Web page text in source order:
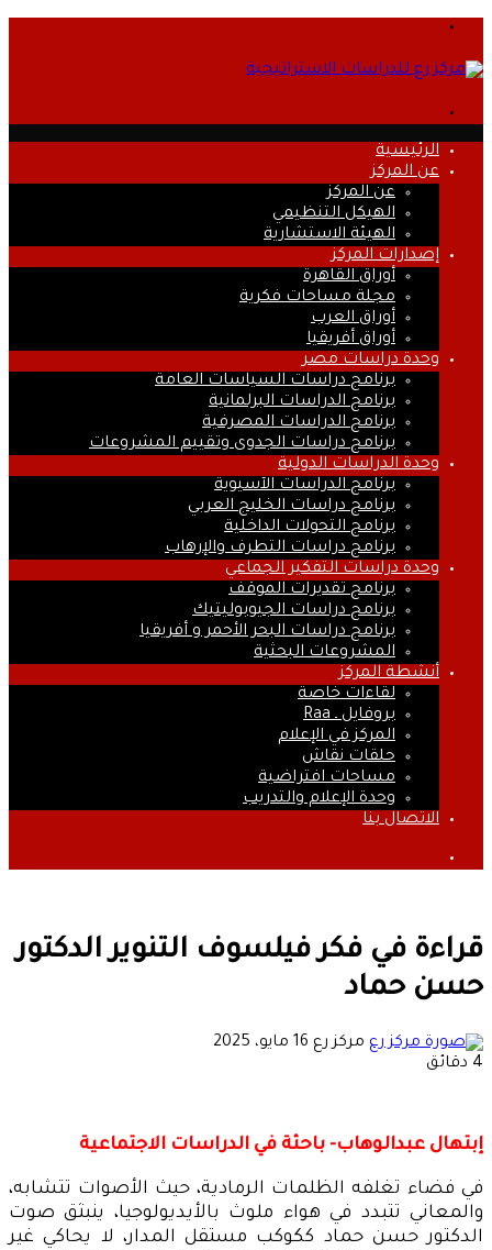
الرئيسية
عن المركز
عن المركز
الهيكل التنظيمي
الهيئة الاستشارية
إصدارات المركز
أوراق القاهرة
مجلة مساحات فكرية
أوراق العرب
أوراق أفريقيا
وحدة دراسات مصر
برنامج دراسات السياسات العامة
برنامج الدراسات البرلمانية
برنامج الدراسات المصرفية
برنامج دراسات الجدوى وتقييم المشروعات
وحدة الدراسات الدولية
برنامج الدراسات الآسيوية
برنامج دراسات الخليج العربي
برنامج التحولات الداخلية
برنامج دراسات التطرف والإرهاب
وحدة دراسات التفكير الجماعي
برنامج تقديرات الموقف
برنامج دراسات الجيوبوليتيك
برنامج دراسات البحر الأحمر و أفريقيا
المشروعات البحثية
أنشطة المركز
لقاءات خاصة
بروفايل ـ Raa
المركز في الإعلام
حلقات نقاش
مساحات افتراضية
وحدة الإعلام والتدريب
الاتصال بنا
قراءة في فكر فيلسوف التنوير الدكتور
حسن حماد
مركز رع أرسل
16 مايو، 2025
4 دقائق
إبتهال عبدالوهاب- باحثة في الدراسات الاجتماعية
في فضاء تغلفه الظلمات الرمادية، حيث الأصوات تتشابه،
والمعاني تتبدد في هواء ملوث بالأيديولوجيا، ينبثق صوت
الدكتور حسن حماد ككوكب مستقل المدار، لا يحاكي غير